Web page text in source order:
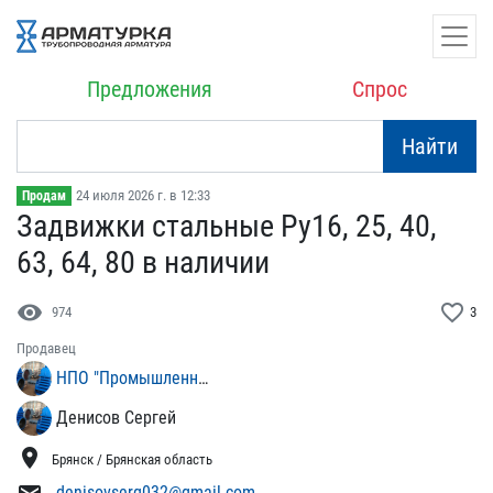
Предложения Спрос
Найти
Продам 24 июля 2026 г. в 12:33
Задвижки стальные Ру16, ​25, 40,
63, 64, 80 в нал​ичии
visibility 974 favorite_border 3
Продавец
НПО "Промышленный Стандарт"
Денисов Сергей
location_on Брянск / Брянская область